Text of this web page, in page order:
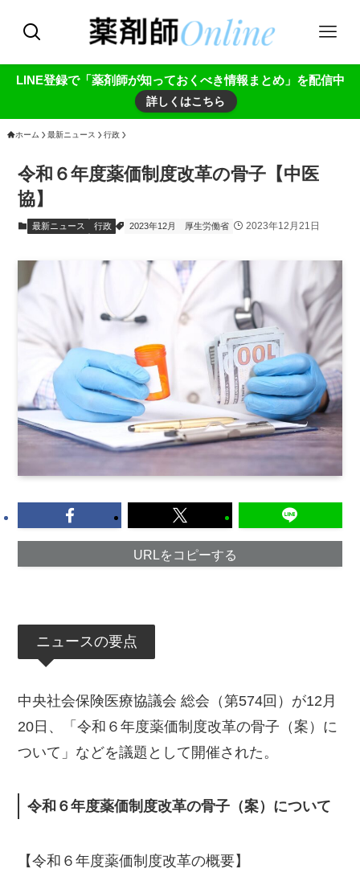
LINE登録で「薬剤師が知っておくべき情報まとめ」を配信中
詳しくはこちら
ホーム 最新ニュース 行政
令和６年度薬価制度改革の骨子【中医
協】
最新ニュース 行政 2023年12月 厚生労働省 2023年12月21日
URLをコピーする
ニュースの要点
中央社会保険医療協議会 総会（第574回）が12月
20日、「令和６年度薬価制度改革の骨子（案）に
ついて」などを議題として開催された。
令和６年度薬価制度改革の骨子（案）について
【令和６年度薬価制度改革の概要】